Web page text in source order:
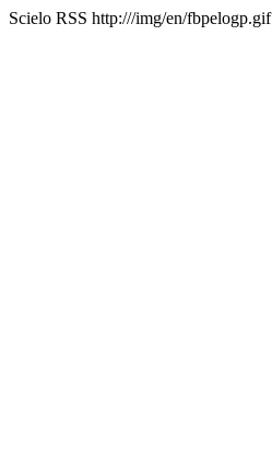
Scielo RSS http:///img/en/fbpelogp.gif